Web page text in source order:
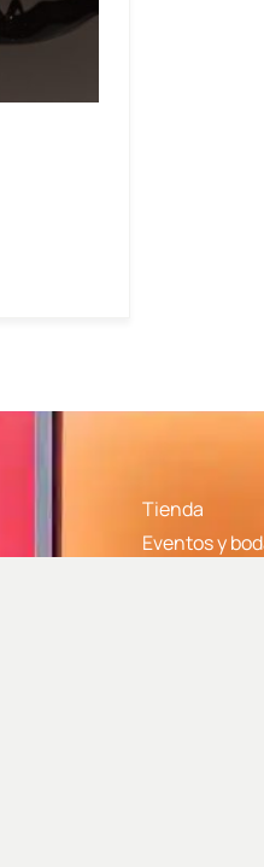
Tienda
Eventos y